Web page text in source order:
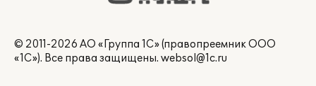
© 2011-2026 АО «Группа 1С» (правопреемник ООО
«1С»). Все права защищены. websol@1c.ru